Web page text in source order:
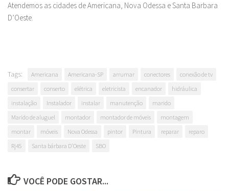
Atendemos as cidades de Americana, Nova Odessa e Santa Barbara
D’Oeste.
Tags: Americana Americana-SP arrumar conectores
conexão de tv
consertar
conserto elétrica eletricista encanador
hidráulica
instalação
Instalador instalar manutenção
marido
Marido de aluguel
montador montador de móveis
montagem
montar
móveis Nova Odessa pintor Pintura reparar
reparo
Rj45
Santa bárbara D'Oeste SBO
VOCÊ PODE GOSTAR...